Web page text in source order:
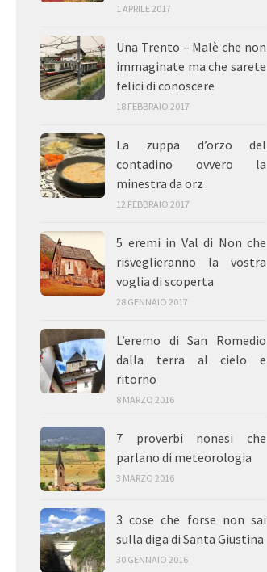
1 APRILE 2017
Una Trento – Malè che non
immaginate ma che sarete
felici di conoscere
18 FEBBRAIO 2017
La zuppa d’orzo del
contadino ovvero la
minestra da orz
12 FEBBRAIO 2017
5 eremi in Val di Non che
risveglieranno la vostra
voglia di scoperta
28 GENNAIO 2017
L’eremo di San Romedio
dalla terra al cielo e
ritorno
8 MARZO 2016
7 proverbi nonesi che
parlano di meteorologia
3 MARZO 2016
3 cose che forse non sai
sulla diga di Santa Giustina
30 GENNAIO 2016